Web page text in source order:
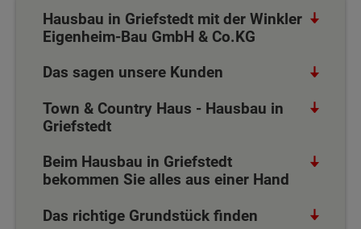
Hausbau in Griefstedt mit der Winkler
Eigenheim-Bau GmbH & Co.KG
Das sagen unsere Kunden
Town & Country Haus - Hausbau in
Griefstedt
Beim Hausbau in Griefstedt
bekommen Sie alles aus einer Hand
Das richtige Grundstück finden